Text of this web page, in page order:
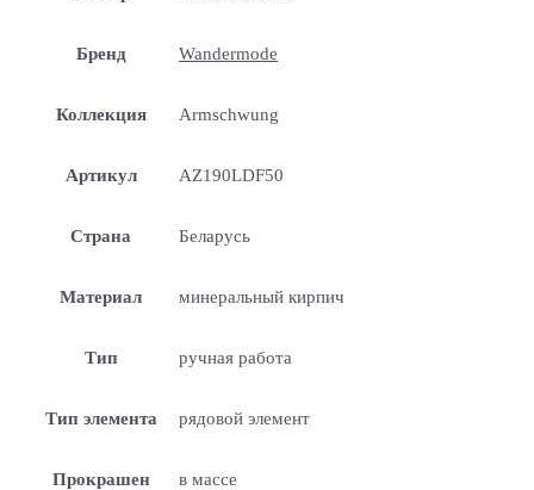
Бренд Wandermode
Коллекция Armschwung
Артикул AZ190LDF50
Страна Беларусь
Материал минеральный кирпич
Тип ручная работа
Тип элемента рядовой элемент
Прокрашен в массе